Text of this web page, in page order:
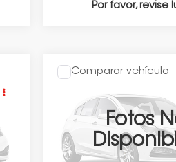
Por favor, revise
Int.
Fotos
TOURING CVT 2026
2HKRS3890TH903634
Disponible
Precio:
Obtén Una
Comparar vehículo